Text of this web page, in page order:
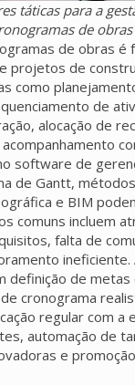
táticas para a
de obras
de obras é
projetos de
como
de
alocação de
software de
de Gantt,
e BIM
comuns incluem
falta de
ineficiente.
definição de metas
cronograma
regular com a
automação de
e